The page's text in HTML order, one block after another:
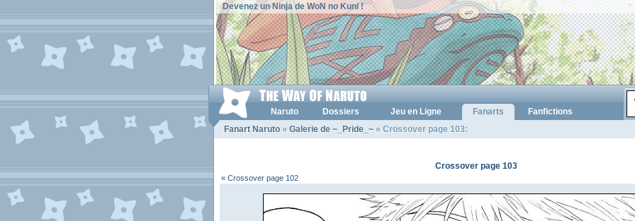
Devenez un Ninja de WoN no Kuni !
Naruto Dossiers Jeu en Ligne Fanarts
Fanfictions
Fanart Naruto » Galerie de ~_Pride_~ » Crossover page 103:
Crossover page 103
« Crossover page 102